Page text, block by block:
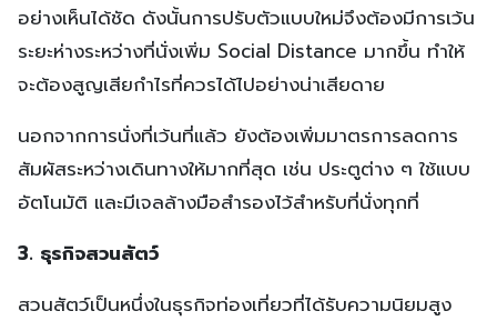
อย่างเห็นได้ชัด ดังนั้นการปรับตัวแบบใหม่จึงต้องมีการเว้น
ระยะห่างระหว่างที่นั่งเพิ่ม Social Distance มากขึ้น ทำให้
จะต้องสูญเสียกำไรที่ควรได้ไปอย่างน่าเสียดาย
นอกจากการนั่งที่เว้นที่แล้ว ยังต้องเพิ่มมาตรการลดการ
สัมผัสระหว่างเดินทางให้มากที่สุด เช่น ประตูต่าง ๆ ใช้แบบ
อัตโนมัติ และมีเจลล้างมือสำรองไว้สำหรับที่นั่งทุกที่
3. ธุรกิจสวนสัตว์
สวนสัตว์เป็นหนึ่งในธุรกิจท่องเที่ยวที่ได้รับความนิยมสูง